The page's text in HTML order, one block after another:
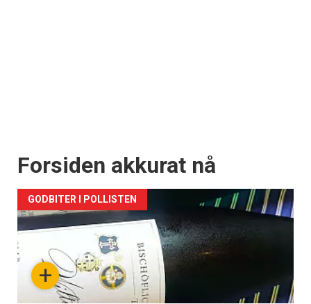
Forsiden akkurat nå
+
GODBITER I POLLISTEN